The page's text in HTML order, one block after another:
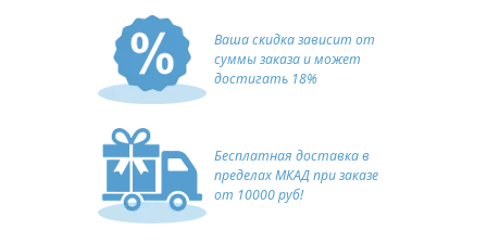
Ваша скидка зависит от
суммы заказа и может
достигать 18%
Бесплатная доставка в
пределах МКАД при заказе
от 10000 руб!